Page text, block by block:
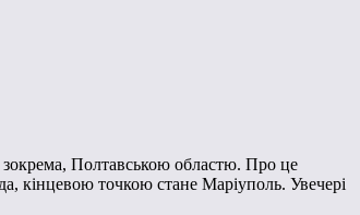
зокрема, Полтавською областю. Про це
кінцевою точкою стане Маріуполь. Увечері